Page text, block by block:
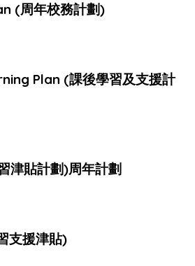
(周年校務計劃)
Plan (課後學習及支援計
津貼計劃)周年計劃
支援津貼)